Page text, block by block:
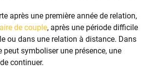
après une première année de relation,
de couple, après une période difficile
ou dans une relation à distance. Dans
peut symboliser une présence, une
continuer.